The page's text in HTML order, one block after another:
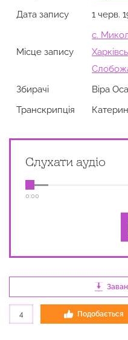
Дата запису
1 черв.
Місце запису
с.
Збирачi
Віра
Транскрипція
Слухати аудіо
0:00
4 Подобається